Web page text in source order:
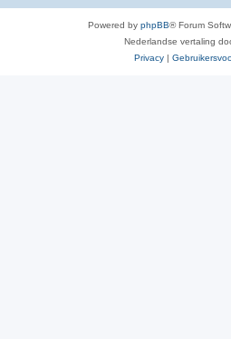
Powered by phpBB® Forum
Nederlandse vertaling
Privacy |